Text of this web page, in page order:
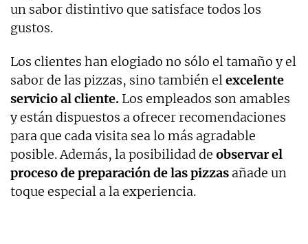
un sabor distintivo que satisface todos los
gustos.
Los clientes han elogiado no sólo el tamaño y el
sabor de las pizzas, sino también elexcelente
servicio al cliente. Los empleados son amables
y están dispuestos a ofrecer recomendaciones
para que cada visita sea lo más agradable
posible. Además, la posibilidad de observar el
proceso de preparación de las pizzas añade un
toque especial a la experiencia.